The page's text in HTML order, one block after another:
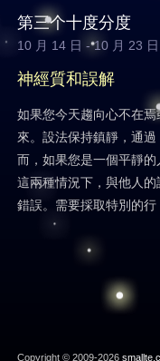
第三个十度分度
10 月 14 日 - 10 月 23 日
神經質和誤解
如果您今天趨向心不在
來。設法保持鎮靜，通
而，如果您是一個平靜
這兩種情況下，與他人
錯誤。需要採取特別的
Copyright © 2009-2026